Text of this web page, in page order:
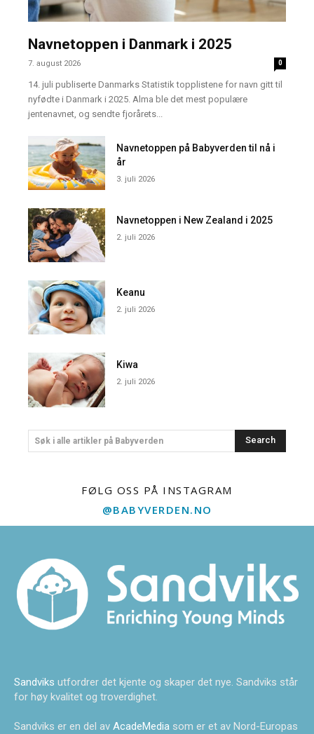
Navnetoppen i Danmark i 2025
7. august 2026 0
14. juli publiserte Danmarks Statistik topplistene for navn gitt til
nyfødte i Danmark i 2025. Alma ble det mest populære
jentenavnet, og sendte fjorårets...
Navnetoppen på Babyverden til nå i
år
3. juli 2026
Navnetoppen i New Zealand i 2025
2. juli 2026
Keanu
2. juli 2026
Kiwa
2. juli 2026
Søk i alle artikler på Babyverden Search
FØLG OSS PÅ INSTAGRAM
@BABYVERDEN.NO
Sandviks utfordrer det kjente og skaper det nye. Sandviks står
for høy kvalitet og troverdighet.
Sandviks er en del av AcadeMedia som er et av Nord-Europas